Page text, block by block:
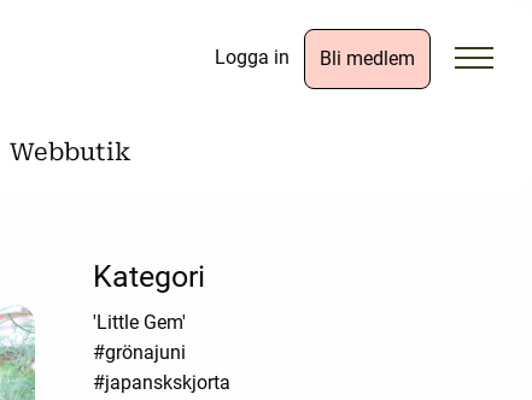
Logga in Bli medlem
Webbutik
Kategori
'Little Gem'
#grönajuni
#japanskskjorta